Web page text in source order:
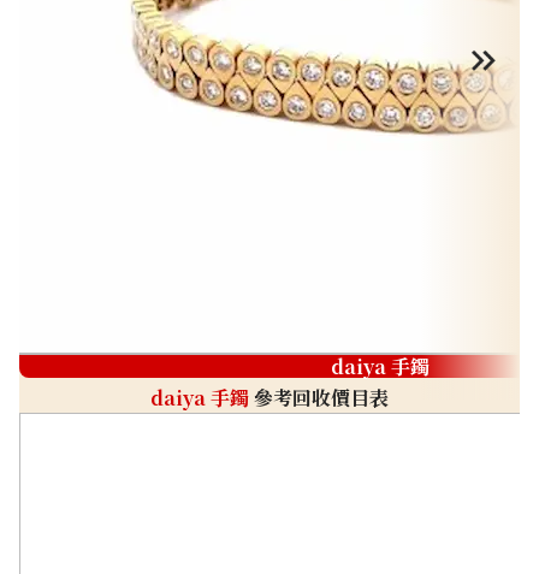
daiya 手鐲
daiya 手鐲參考回收價目表